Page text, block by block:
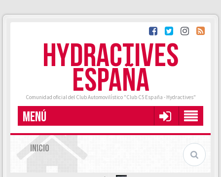
HYDRACTIVES
ESPAÑA
Comunidad oficial del Club Automovilístico "Club C5 España - Hydractives"
MENÚ
INICIO